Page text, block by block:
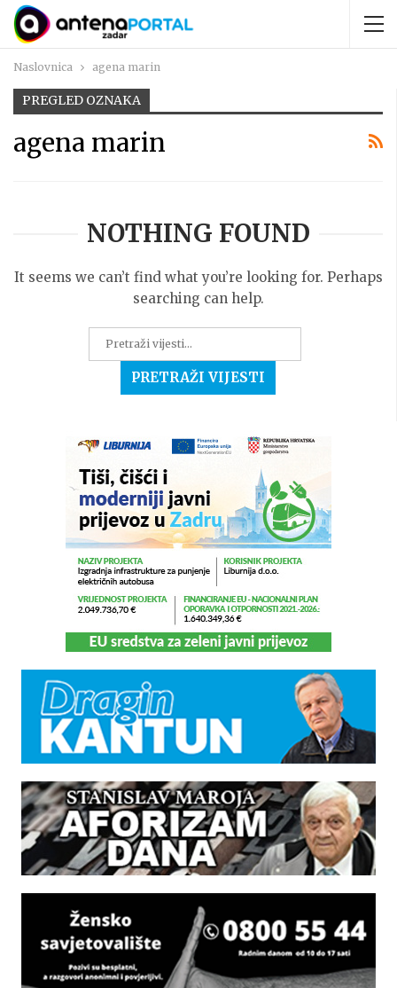
Naslovnica agena marin
PREGLED OZNAKA
agena marin
NOTHING FOUND
It seems we can’t find what you’re looking for. Perhaps
searching can help.